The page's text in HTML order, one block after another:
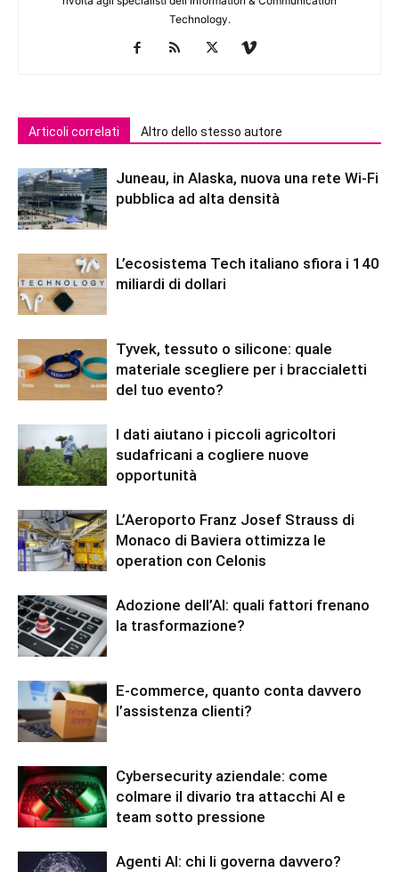
Technology.
Articoli correlati Altro dello stesso autore
Juneau, in Alaska, nuova una rete Wi-Fi
pubblica ad alta densità
L’ecosistema Tech italiano sfiora i 140
miliardi di dollari
Tyvek, tessuto o silicone: quale
materiale scegliere per i braccialetti
del tuo evento?
I dati aiutano i piccoli agricoltori
sudafricani a cogliere nuove
opportunità
L’Aeroporto Franz Josef Strauss di
Monaco di Baviera ottimizza le
operation con Celonis
Adozione dell’AI: quali fattori frenano
la trasformazione?
E-commerce, quanto conta davvero
l’assistenza clienti?
Cybersecurity aziendale: come
colmare il divario tra attacchi AI e
team sotto pressione
Agenti AI: chi li governa davvero?